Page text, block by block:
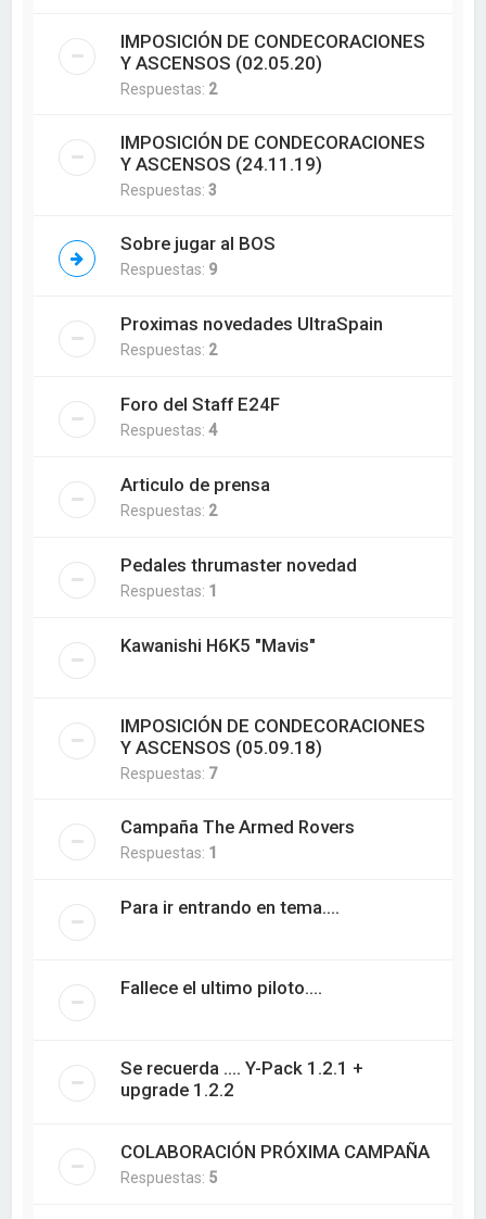
IMPOSICIÓN DE CONDECORACIONES
Y ASCENSOS (02.05.20)
Respuestas: 2
IMPOSICIÓN DE CONDECORACIONES
Y ASCENSOS (24.11.19)
Respuestas:3
Sobre jugar al BOS
Respuestas: 9
Proximas novedades UltraSpain
Respuestas: 2
Foro del Staff E24F
Respuestas:4
Articulo de prensa
Respuestas: 2
Pedales thrumaster novedad
Respuestas: 1
Kawanishi H6K5 "Mavis"
IMPOSICIÓN DE CONDECORACIONES
Y ASCENSOS (05.09.18)
Respuestas: 7
Campaña The Armed Rovers
Respuestas: 1
Para ir entrando en tema....
Fallece el ultimo piloto....
Se recuerda .... Y-Pack 1.2.1 +
upgrade 1.2.2
COLABORACIÓN PRÓXIMA CAMPAÑA
Respuestas: 5